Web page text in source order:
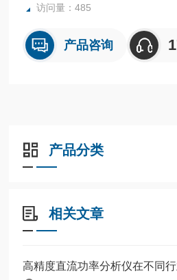
访问量：485
产品咨询
产品分类
相关文章
高精度直流功率分析仪在不同